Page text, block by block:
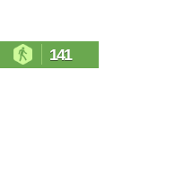
141